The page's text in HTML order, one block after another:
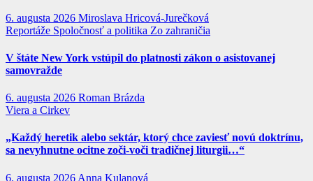
6. augusta 2026 Miroslava Hricová-Jurečková
Reportáže Spoločnosť a politika Zo zahraničia
V štáte New York vstúpil do platnosti zákon o asistovanej
samovražde
6. augusta 2026 Roman Brázda
Viera a Cirkev
„Každý heretik alebo sektár, ktorý chce zaviesť novú doktrínu,
sa nevyhnutne ocitne zoči-voči tradičnej liturgii…“
6. augusta 2026 Anna Kulanová